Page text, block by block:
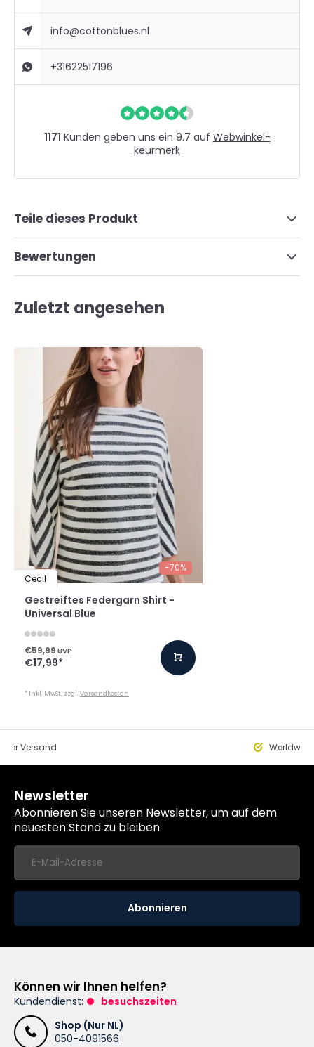
info@cottonblues.nl
+31622517196
1171 Kunden geben uns ein 9.7 auf Webwinkel-
keurmerk
Teile dieses Produkt
Bewertungen
Zuletzt angesehen
-70%
Cecil
Gestreiftes Federgarn Shirt -
Universal Blue
€59,99UVP
€17,99*
* Inkl. MwSt. zzgl.Versandkosten
Versand
Newsletter
Abonnieren Sie unseren Newsletter, um auf dem
neuesten Stand zu bleiben.
Abonnieren
Können wir Ihnen helfen?
Kundendienst:
besuchszeiten
Shop (Nur NL)
050-4091566